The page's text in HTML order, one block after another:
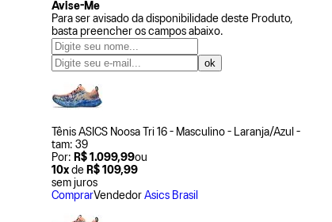
Avise-Me
Para ser avisado da disponibilidade deste Produto,
basta preencher os campos abaixo.
Tênis ASICS Noosa Tri 16 - Masculino - Laranja/Azul -
tam: 39
Por: R$ 1.099,99ou
10xde R$ 109,99
sem juros
ComprarVendedor Asics Brasil